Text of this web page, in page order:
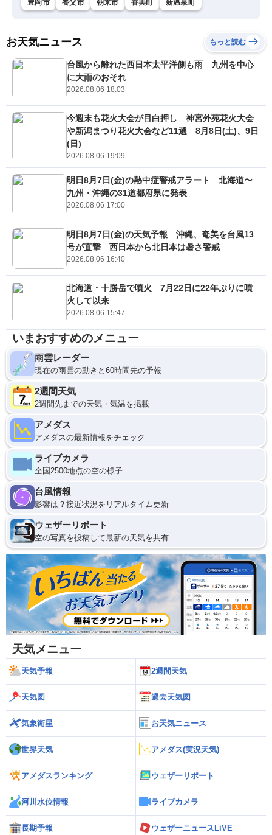
豊岡市 養父市 朝来市 香美町 新温泉町
お天気ニュース もっと読む
台風から離れた西日本太平洋側も雨 九州を中心
に大雨のおそれ
2026.08.06 18:03
今週末も花火大会が目白押し 神宮外苑花火大会
や新潟まつり花火大会など11選 8月8日(土)、9日
(日)
2026.08.06 19:09
明日8月7日(金)の熱中症警戒アラート 北海道〜
九州・沖縄の31道都府県に発表
2026.08.06 17:00
明日8月7日(金)の天気予報 沖縄、奄美を台風13
号が直撃 西日本から北日本は暑さ警戒
2026.08.06 16:40
北海道・十勝岳で噴火 7月22日に22年ぶりに噴
火して以来
2026.08.06 15:47
いまおすすめのメニュー
雨雲レーダー
現在の雨雲の動きと60時間先の予報
2週間天気
2週間先までの天気・気温を掲載
アメダス
アメダスの最新情報をチェック
ライブカメラ
全国2500地点の空の様子
台風情報
影響は？接近状況をリアルタイム更新
ウェザーリポート
空の写真を投稿して最新の天気を共有
天気メニュー
天気予報 2週間天気
天気図 過去天気図
気象衛星 お天気ニュース
世界天気 アメダス(実況天気)
アメダスランキング ウェザーリポート
河川水位情報 ライブカメラ
長期予報 ウェザーニュースLiVE